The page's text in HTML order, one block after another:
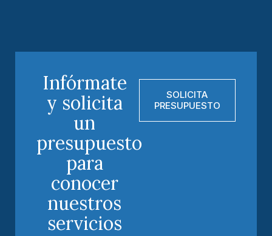
Infórmate
y solicita
un
presupuesto
para
conocer
nuestros
servicios
SOLICITA
PRESUPUESTO